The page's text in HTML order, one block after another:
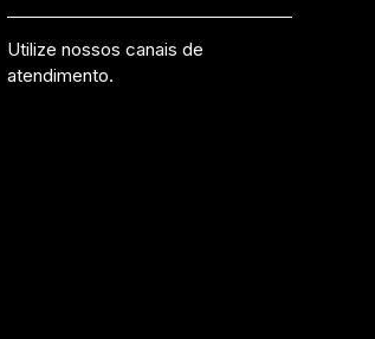
Utilize nossos canais de
atendimento.